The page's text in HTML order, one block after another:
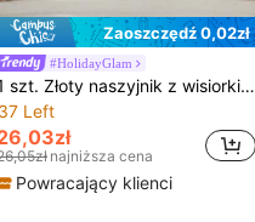
Zaoszczędź 0,02zł
#HolidayGlam
1 szt. Złoty naszyjnik z wisiorkiem w kształcie kwiatu z trzema i pięcioma płatkami, luksusowy metalowy wzór kwiatowy, uniwersalny naszyjnik typu choker dla kobiet, odpowiedni do noszenia na co dzień latem, dojazdów do pracy, na randkę, prezentu dla dziewczyny lub przyjaciółki
37 Left
najniższa cena
Powracający klienci